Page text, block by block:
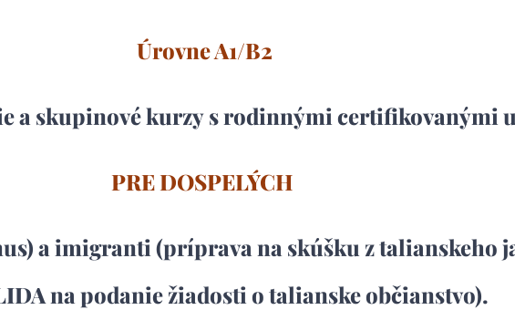
Úrovne A1/B2
a skupinové kurzys rodinnými certifikovanými
PRE DOSPELÝCH
a imigranti (príprava na skúšku z talianskeho
na podanie žiadosti o talianske občianstvo).